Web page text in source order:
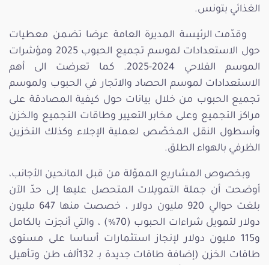
الغذائي بتونس.
وقدّمت الرئيسة المديرة العامة عرضا تضمن معطيات
حول الاستعدادات لموسم تجميع الحبوب 2025 ومؤشرات
الموسم الفلاحي 2024-2025. كما تعرضت الى أهم
الاستعدادات لموسم الحصاد والاتجار في الحبوب ولموسم
تجميع الحبوب من خلال بيانات حول كيفية المصادقة على
مراكز التجميع وعلى مخابر التعيير وطاقات التجميع والخزن
وأسطول النقل المخصّص لعملية الإجلاء وكذلك التخزين
الظرفي بالهواء الطلق.
وبخصوص المشاريع المموّلة من قبل المانحين الأجانب،
أوضحت أن جملة التمويلات المتحصل عليها إلى حدّ الآن
بلغت حوالي 920 مليون دولار ، خصصت منها 647 مليون
دولار لتمويل شراءات الحبوب (70%) ، والتي أنجزت بالكامل
و115 مليون دولار لإنجاز استثمارات أساسا على مستوى
طاقات الخزن (إضافة طاقات جديدة بـ 132ألف طن وتـأهيل